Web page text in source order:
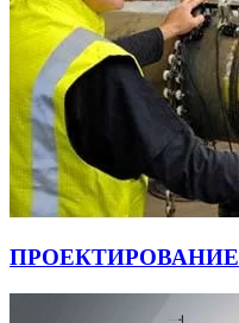
ПРОЕКТИРОВАНИЕ